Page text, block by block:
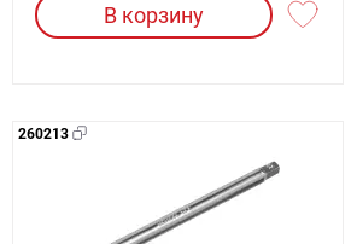
В корзину
260213